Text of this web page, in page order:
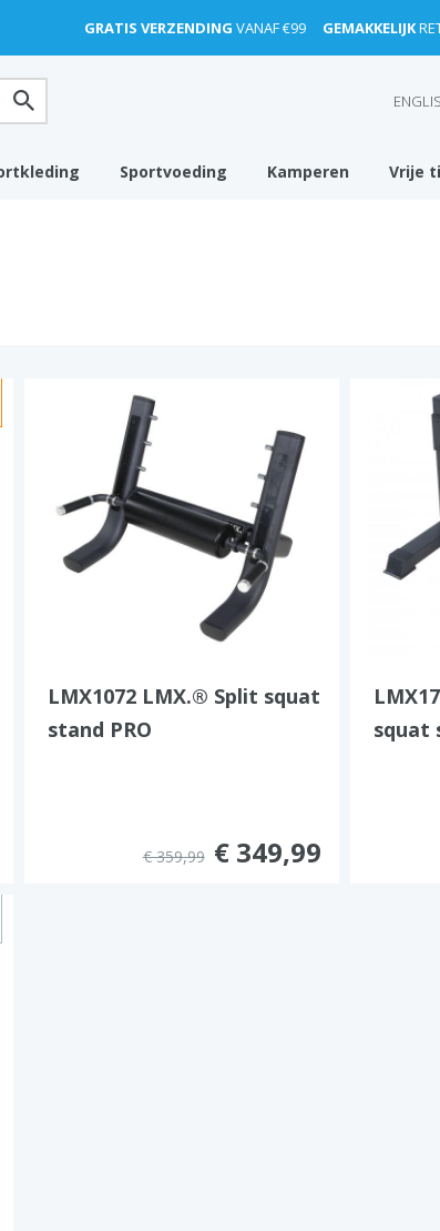
GRATIS VERZENDING VANAF €99 GEMAKKELIJK
Sportvoeding Kamperen Vrije
LMX1072 LMX.® Split squat
stand PRO
€ 359,99 € 349,99
squat